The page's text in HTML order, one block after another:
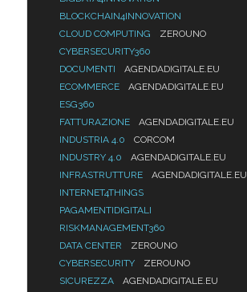
BLOCKCHAIN4INNOVATION
CLOUD COMPUTING
ZEROUNO
CYBERSECURITY360
DOCUMENTI
AGENDADIGITALE.EU
ECOMMERCE
AGENDADIGITALE.EU
ESG360
FATTURAZIONE
AGENDADIGITALE.EU
INDUSTRIA 4.0
CORCOM
INDUSTRY 4.0
AGENDADIGITALE.EU
INFRASTRUTTURE
AGENDADIGITALE.EU
INTERNET4THINGS
PAGAMENTIDIGITALI
RISKMANAGEMENT360
DATA CENTER
ZEROUNO
CYBERSECURITY
ZEROUNO
SICUREZZA
AGENDADIGITALE.EU